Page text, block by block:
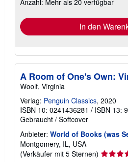
Anzahl: Mehr als 20 verfügbar
In den
A Room of One's Own:
Woolf, Virginia
Verlag: Penguin Classics, 2020
ISBN 10: 0241436281 / ISBN 13:
Gebraucht / Softcover
Anbieter: World of Books (was
Montgomery, IL, USA
(Verkäufer mit 5 Sternen)